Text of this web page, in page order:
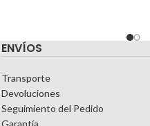
ENVÍOS
Transporte
Devoluciones
Seguimiento del Pedido
Garantía